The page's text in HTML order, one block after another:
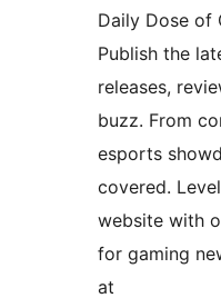
Daily Dose of
Publish the
releases,
buzz. From
esports
covered.
website with
for gaming
at